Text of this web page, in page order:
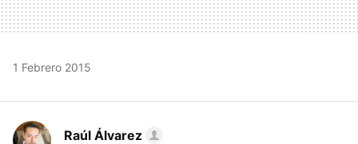
1 Febrero 2015
Raúl Álvarez